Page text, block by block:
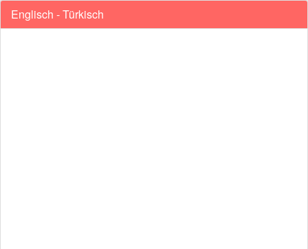
Englisch - Türkisch